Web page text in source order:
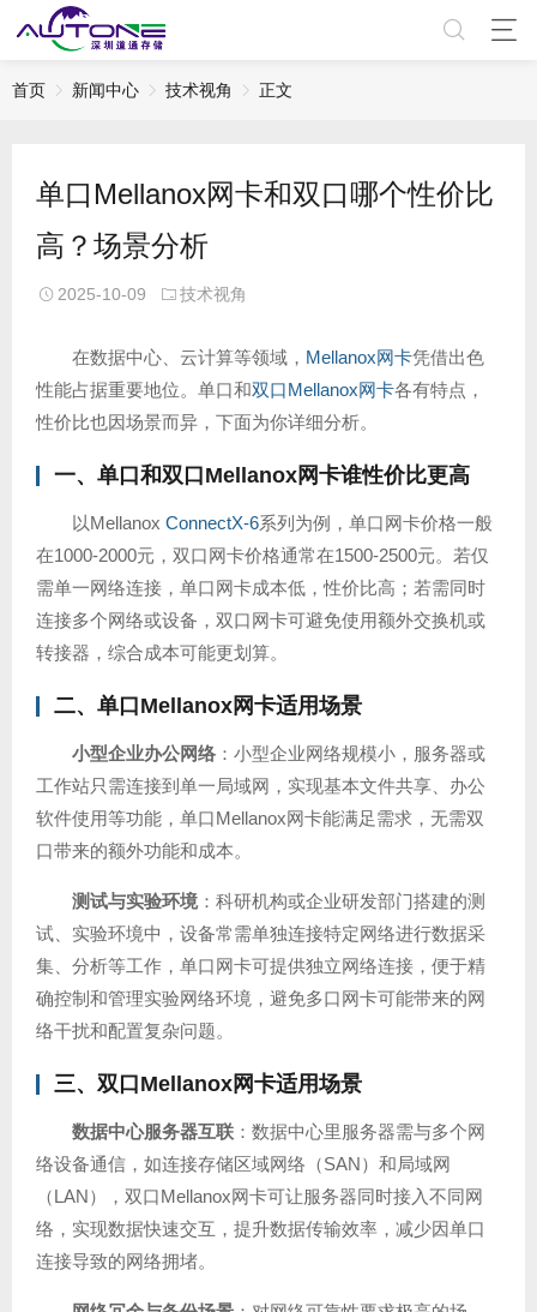
首页 新闻中心 技术视角 正文
单口Mellanox网卡和双口哪个性价比
高？场景分析
2025-10-09 技术视角
在数据中心、云计算等领域， Mellanox网卡凭借出色
性能占据重要地位。单口和双口Mellanox网卡各有特点，
性价比也因场景而异，下面为你详细分析。
一、单口和双口 Mellanox网卡谁性价比更高
以Mellanox ConnectX-6系列为例，单口网卡价格一般
在1000-2000元，双口网卡价格通常在1500-2500元。若仅
需单一网络连接，单口网卡成本低，性价比高；若需同时
连接多个网络或设备，双口网卡可避免使用额外交换机或
转接器，综合成本可能更划算。
二、 单口Mellanox网卡适用场景
小型企业办公网络 ：小型企业网络规模小，服务器或
工作站只需连接到单一局域网，实现基本文件共享、办公
软件使用等功能，单口Mellanox网卡能满足需求，无需双
口带来的额外功能和成本。
测试与实验环境：科研机构或企业研发部门搭建的测
试、实验环境中，设备常需单独连接特定网络进行数据采
集、分析等工作，单口网卡可提供独立网络连接，便于精
确控制和管理实验网络环境，避免多口网卡可能带来的网
络干扰和配置复杂问题。
三、双口Mellanox网卡适用场景
数据中心服务器互联 ：数据中心里服务器需与多个网
络设备通信，如连接存储区域网络（SAN）和局域网
（LAN），双口Mellanox网卡可让服务器同时接入不同网
络，实现数据快速交互，提升数据传输效率，减少因单口
连接导致的网络拥堵。